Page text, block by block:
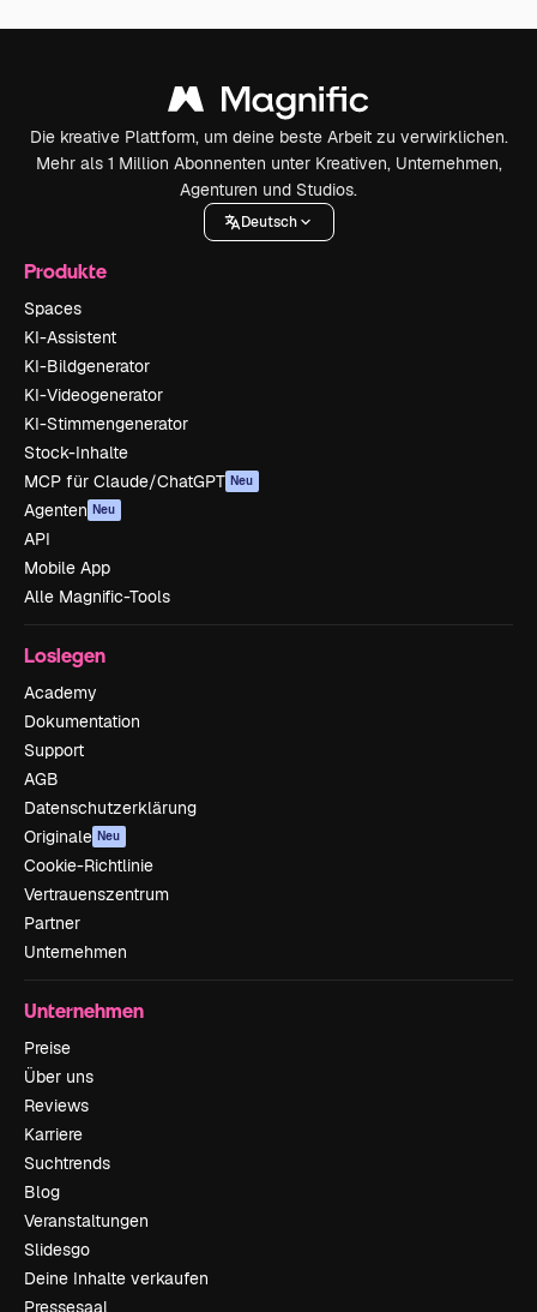
Die kreative Plattform, um deine beste Arbeit zu verwirklichen.
Mehr als 1 Million Abonnenten unter Kreativen, Unternehmen,
Agenturen und Studios.
Deutsch
Produkte
Spaces
KI-Assistent
KI-Bildgenerator
KI-Videogenerator
KI-Stimmengenerator
Stock-Inhalte
MCP für Claude/ChatGPT Neu
Agenten Neu
API
Mobile App
Alle Magnific-Tools
Loslegen
Academy
Dokumentation
Support
AGB
Datenschutzerklärung
Originale Neu
Cookie-Richtlinie
Vertrauenszentrum
Partner
Unternehmen
Unternehmen
Preise
Über uns
Reviews
Karriere
Suchtrends
Blog
Veranstaltungen
Slidesgo
Deine Inhalte verkaufen
Pressesaal